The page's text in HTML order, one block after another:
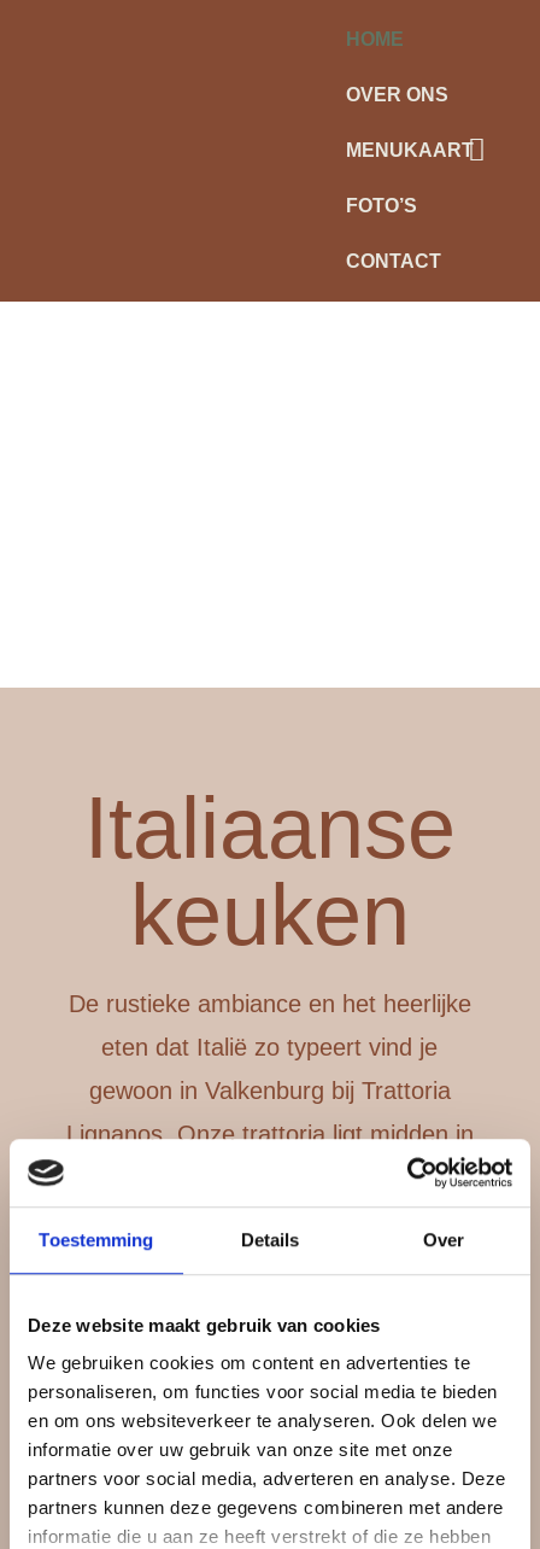
Toestemming Details Over
Deze website maakt gebruik van cookies
We gebruiken cookies om content en advertenties te
personaliseren, om functies voor social media te bieden
en om ons websiteverkeer te analyseren. Ook delen we
informatie over uw gebruik van onze site met onze
partners voor social media, adverteren en analyse. Deze
partners kunnen deze gegevens combineren met andere
informatie die u aan ze heeft verstrekt of die ze hebben
HOME
OVER ONS
MENUKAART
FOTO’S
CONTACT
Italiaanse
keuken
De rustieke ambiance en het heerlijke
eten dat Italië zo typeert vind je
gewoon in Valkenburg bij Trattoria
Lignanos. Onze trattoria ligt midden in
het centrum tussen alle gezellige